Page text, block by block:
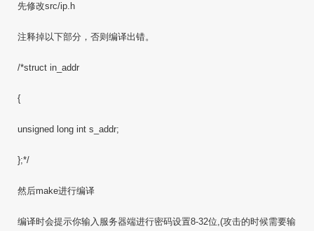
先修改src/ip.h
注释掉以下部分，否则编译出错。
/*struct in_addr
{
unsigned long int s_addr;
};*/
然后make进行编译
编译时会提示你输入服务器端进行密码设置8-32位,(攻击的时候需要输